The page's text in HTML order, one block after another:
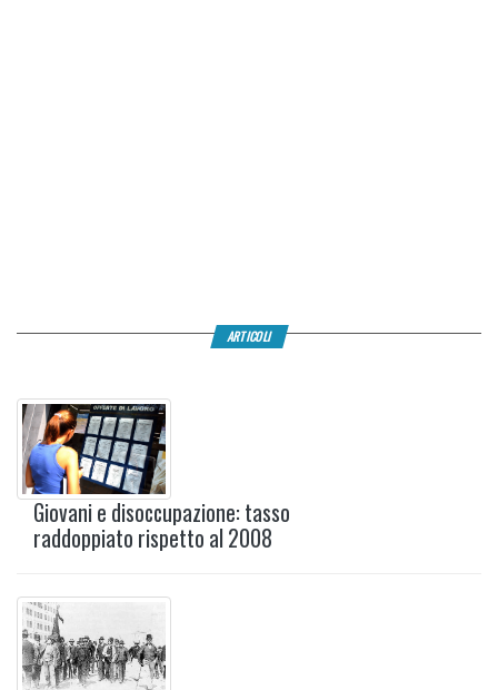
ARTICOLI
Giovani e disoccupazione: tasso
raddoppiato rispetto al 2008